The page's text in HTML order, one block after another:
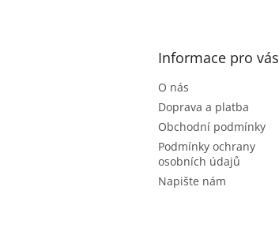
Informace pro vás
O nás
Doprava a platba
Obchodní podmínky
Podmínky ochrany
osobních údajů
Napište nám